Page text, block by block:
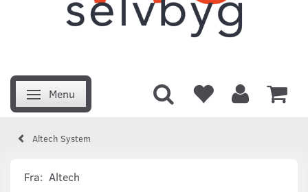
Skifte navigation
Menu
Altech System
Fra: Altech